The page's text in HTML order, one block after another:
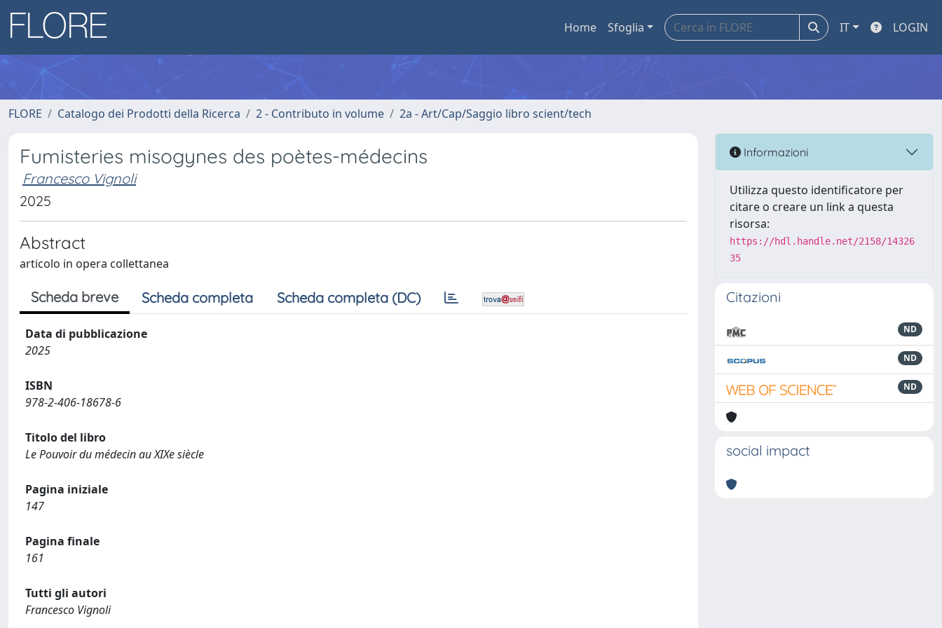
Home Sfoglia IT LOGIN
FLORE Catalogo dei Prodotti della Ricerca 2 - Contributo in volume 2a - Art/Cap/Saggio libro scient/tech
Fumisteries misogynes des poètes-médecins
Francesco Vignoli
2025
Abstract
articolo in opera collettanea
Scheda breve Scheda completa Scheda completa (DC)
Data di pubblicazione
2025
ISBN
978-2-406-18678-6
Titolo del libro
Le Pouvoir du médecin au XIXe siècle
Pagina iniziale
147
Pagina finale
161
Tutti gli autori
Francesco Vignoli
Informazioni
Utilizza questo identificatore per
citare o creare un link a questa
risorsa:
https://hdl.handle.net/2158/14326
35
Citazioni
ND
ND
ND
social impact